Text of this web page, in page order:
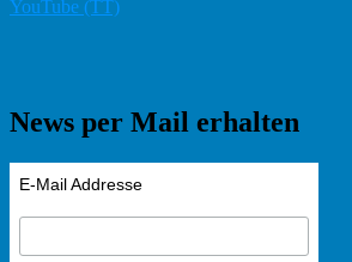
YouTube (TT)
News per Mail erhalten
E-Mail Addresse